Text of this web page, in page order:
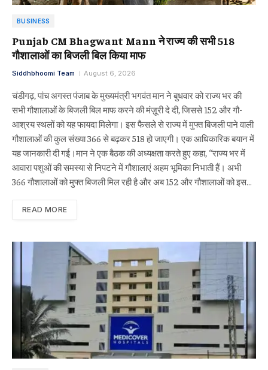
BUSINESS
Punjab CM Bhagwant Mann ने राज्य की सभी 518
गौशालाओं का बिजली बिल किया माफ
Siddhbhoomi Team August 6, 2026
चंडीगढ़, पांच अगस्त पंजाब के मुख्यमंत्री भगवंत मान ने बुधवार को राज्य भर की
सभी गौशालाओं के बिजली बिल माफ करने की मंज़ूरी दे दी, जिससे 152 और गौ-
आश्रय स्थलों को यह फायदा मिलेगा। इस फैसले से राज्य में मुफ्त बिजली पाने वाली
गौशालाओं की कुल संख्या 366 से बढ़कर 518 हो जाएगी। एक आधिकारिक बयान में
यह जानकारी दी गई।मान ने एक बैठक की अध्यक्षता करते हुए कहा, ‘‘राज्य भर में
आवारा पशुओं की समस्या से निपटने में गौशालाएं अहम भूमिका निभाती हैं। अभी
366 गौशालाओं को मुफ्त बिजली मिल रही है और अब 152 और गौशालाओं को इस…
READ MORE